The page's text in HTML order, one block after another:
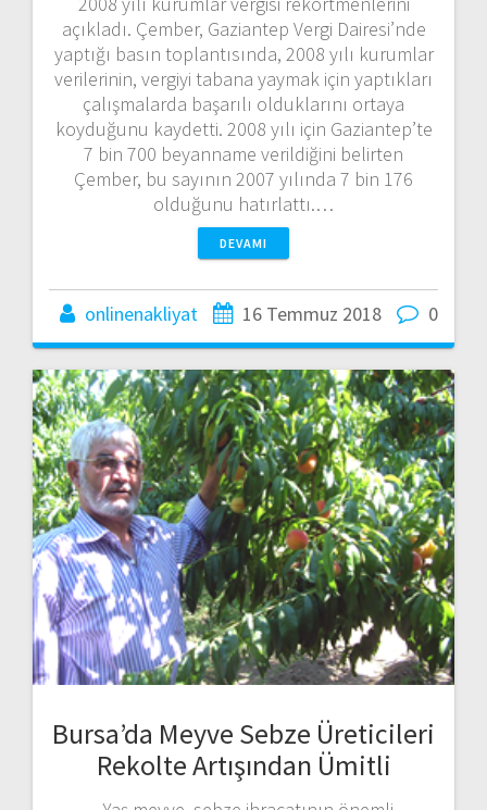
açıkladı. Çember, Gaziantep Vergi Dairesi’nde
yaptığı basın toplantısında, 2008 yılı kurumlar
verilerinin, vergiyi tabana yaymak için yaptıkları
çalışmalarda başarılı olduklarını ortaya
koyduğunu kaydetti. 2008 yılı için Gaziantep’te
7 bin 700 beyanname verildiğini belirten
Çember, bu sayının 2007 yılında 7 bin 176
olduğunu hatırlattı.…
DEVAMI
onlinenakliyat 16 Temmuz 2018 0
Bursa’da Meyve Sebze Üreticileri
Rekolte Artışından Ümitli